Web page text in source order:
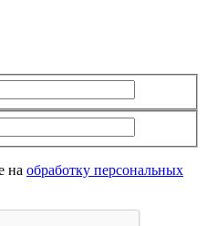
на обработку персональных